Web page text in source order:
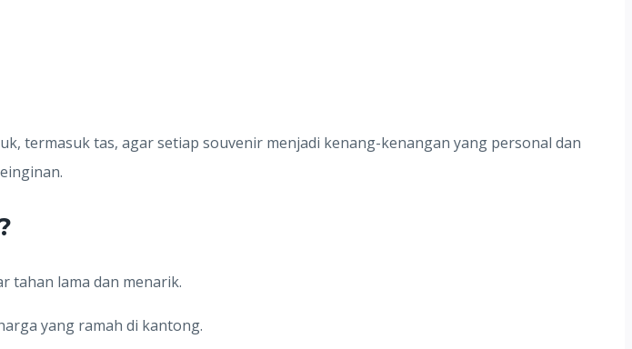
termasuk tas, agar setiap souvenir menjadi kenang-kenangan yang personal dan
tahan lama dan menarik.
yang ramah di kantong.